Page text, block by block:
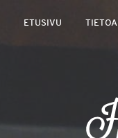
ETUSIVU TIETOA